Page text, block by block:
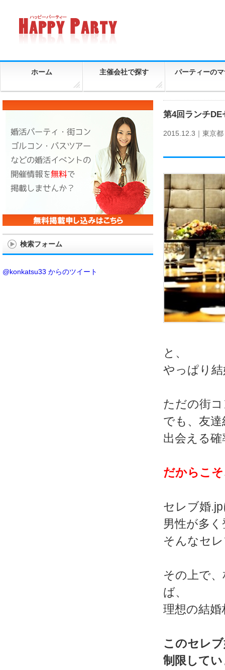
ホーム 主催会社で探す パーティーの
第4回ランチ
2015.12.3｜ 東京都
と、
やっぱり
ただの街
でも、友
出会える
だからこ
セレブ婚
男性が多
そんなセ
その上で
ば、
理想の結
このセレ
制限して
検索フォーム
@konkatsu33 からのツイート